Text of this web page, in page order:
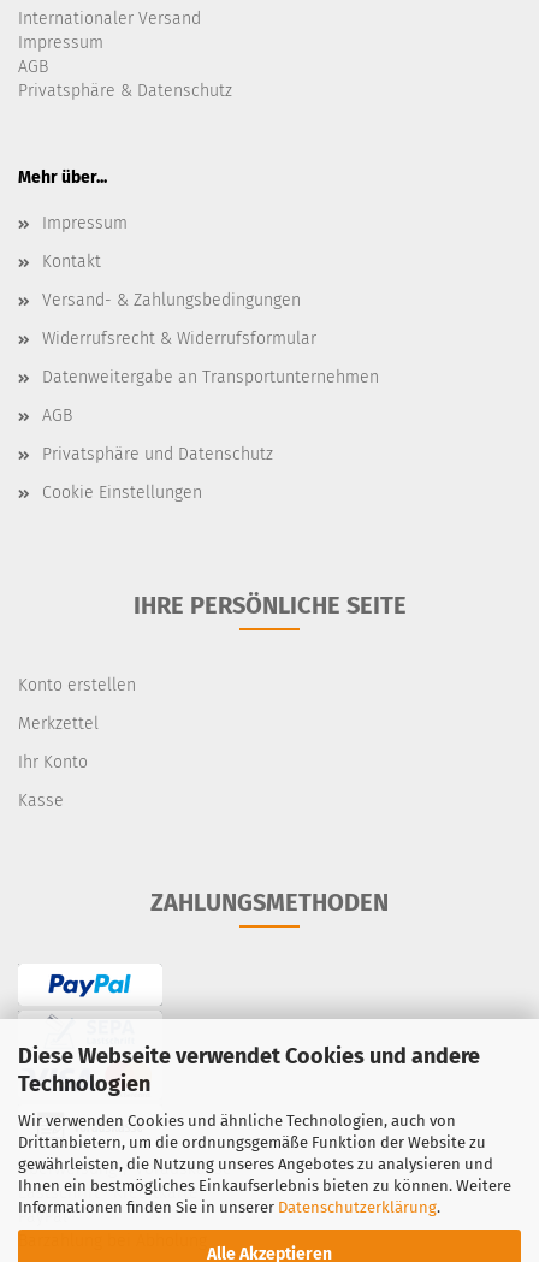
Diese Webseite verwendet Cookies und andere
Technologien
Wir verwenden Cookies und ähnliche Technologien, auch von
Drittanbietern, um die ordnungsgemäße Funktion der Website zu
gewährleisten, die Nutzung unseres Angebotes zu analysieren und
Ihnen ein bestmögliches Einkaufserlebnis bieten zu können. Weitere
Informationen finden Sie in unserer Datenschutzerklärung.
Alle Akzeptieren
Internationaler Versand
Impressum
AGB
Privatsphäre & Datenschutz
Mehr über...
Impressum
Kontakt
Versand- & Zahlungsbedingungen
Widerrufsrecht & Widerrufsformular
Datenweitergabe an Transportunternehmen
AGB
Privatsphäre und Datenschutz
Cookie Einstellungen
IHRE PERSÖNLICHE SEITE
Konto erstellen
Merkzettel
Ihr Konto
Kasse
ZAHLUNGSMETHODEN
Überweisung / Vorauskasse
Lastschrift·Kreditkarte
PayPal·